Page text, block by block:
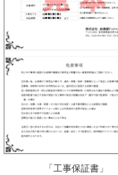
「工事保証書」